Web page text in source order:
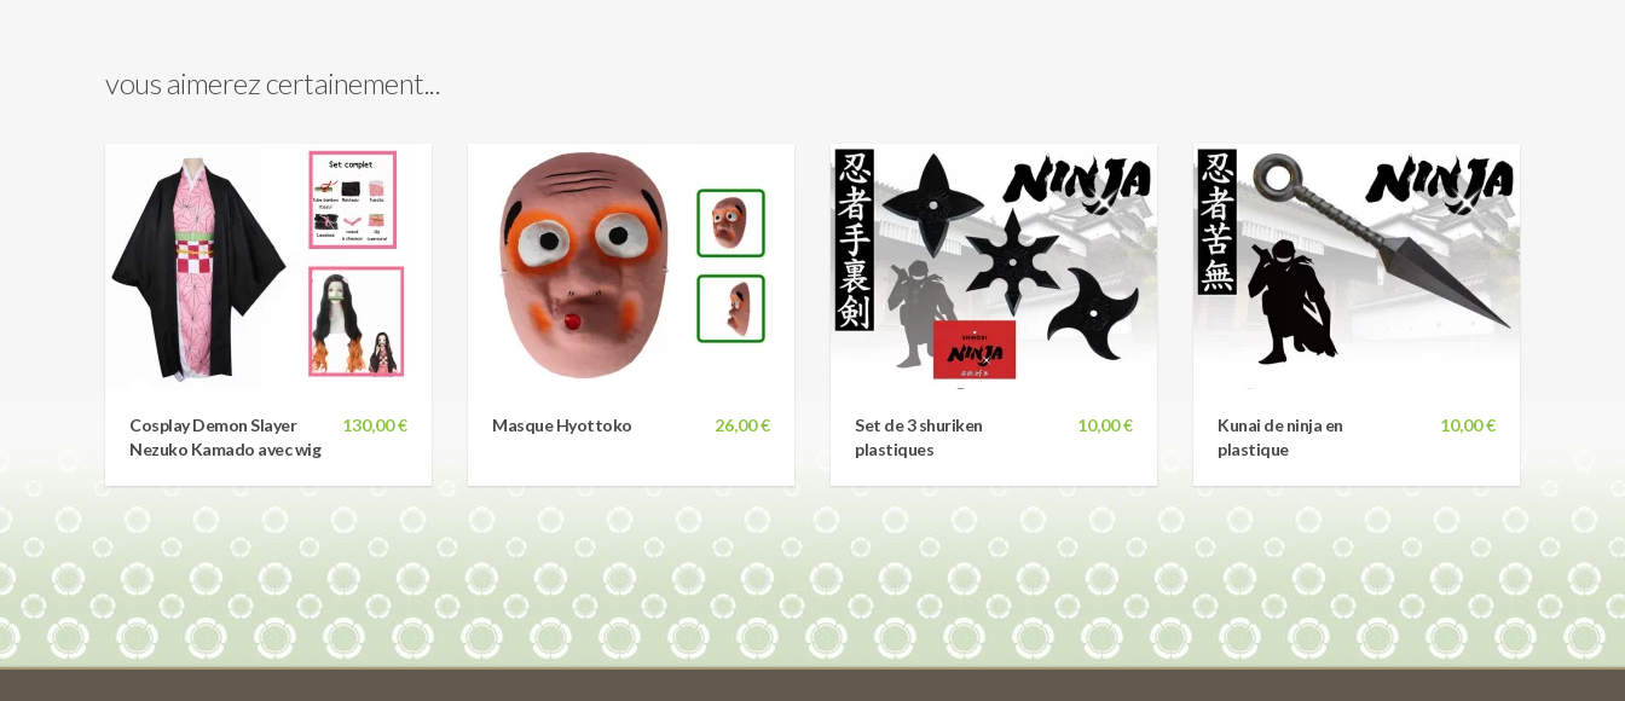
vous aimerez certainement...
130,00 €
Cosplay Demon Slayer
Nezuko Kamado avec wig
26,00 €
Masque Hyottoko 10,00 €
Set de 3 shuriken
plastiques
10,00 €
Kunai de ninja en
plastique